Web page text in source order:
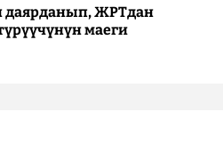
даярданып, ЖРТдан
маеги